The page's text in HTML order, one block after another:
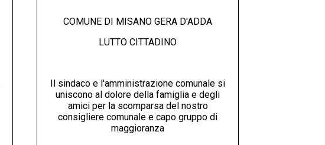
COMUNE DI MISANO GERA D'ADDA
LUTTO CITTADINO
Il sindaco e l'amministrazione comunale si
uniscono al dolore della famiglia e degli
amici per la scomparsa del nostro
consigliere comunale e capo gruppo di
maggioranza